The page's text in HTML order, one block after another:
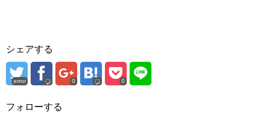
き
ま
す
)
シェアする
error 0 0
フォローする